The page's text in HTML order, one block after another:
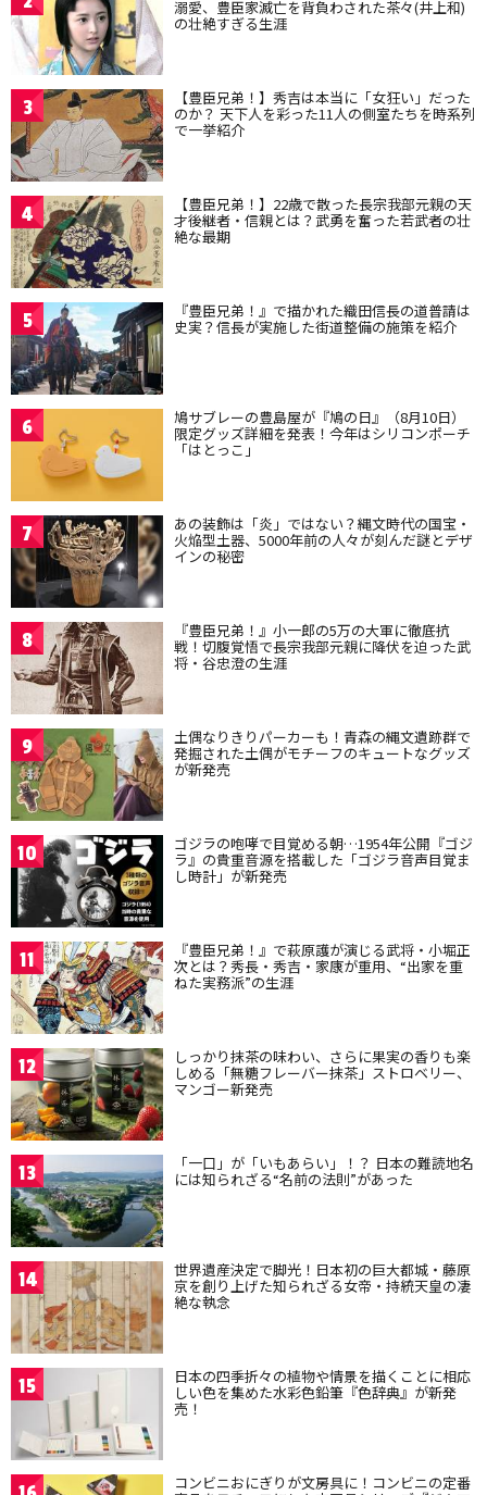
溺愛、豊臣家滅亡を背負わされた茶々(井上和)
の壮絶すぎる生涯
3 【豊臣兄弟！】秀吉は本当に「女狂い」だった
のか？ 天下人を彩った11人の側室たちを時系列
で一挙紹介
4 【豊臣兄弟！】22歳で散った長宗我部元親の天
才後継者・信親とは？武勇を奮った若武者の壮
絶な最期
5 『豊臣兄弟！』で描かれた織田信長の道普請は
史実？信長が実施した街道整備の施策を紹介
6 鳩サブレーの豊島屋が『鳩の日』（8月10日）
限定グッズ詳細を発表！今年はシリコンポーチ
「はとっこ」
7 あの装飾は「炎」ではない？縄文時代の国宝・
火焔型土器、5000年前の人々が刻んだ謎とデザ
インの秘密
8 『豊臣兄弟！』小一郎の5万の大軍に徹底抗
戦！切腹覚悟で長宗我部元親に降伏を迫った武
将・谷忠澄の生涯
9 土偶なりきりパーカーも！青森の縄文遺跡群で
発掘された土偶がモチーフのキュートなグッズ
が新発売
10 ゴジラの咆哮で目覚める朝…1954年公開『ゴジ
ラ』の貴重音源を搭載した「ゴジラ音声目覚ま
し時計」が新発売
11 『豊臣兄弟！』で萩原護が演じる武将・小堀正
次とは？秀長・秀吉・家康が重用、“出家を重
ねた実務派”の生涯
12 しっかり抹茶の味わい、さらに果実の香りも楽
しめる「無糖フレーバー抹茶」ストロベリー、
マンゴー新発売
13 「一口」が「いもあらい」！？ 日本の難読地名
には知られざる“名前の法則”があった
14 世界遺産決定で脚光！日本初の巨大都城・藤原
京を創り上げた知られざる女帝・持統天皇の凄
絶な執念
15 日本の四季折々の植物や情景を描くことに相応
しい色を集めた水彩色鉛筆『色辞典』が新発
売！
コンビニおにぎりが文房具に！コンビニの定番